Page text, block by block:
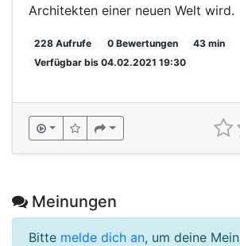
Architekten einer neuen Welt wird.
228 Aufrufe 0 Bewertungen
43 min
Verfügbar bis 04.02.2021 19:30
Meinungen
Bitte melde dich an, um deine